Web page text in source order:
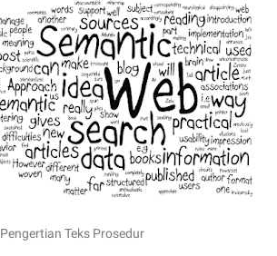
Pengertian Teks Prosedur